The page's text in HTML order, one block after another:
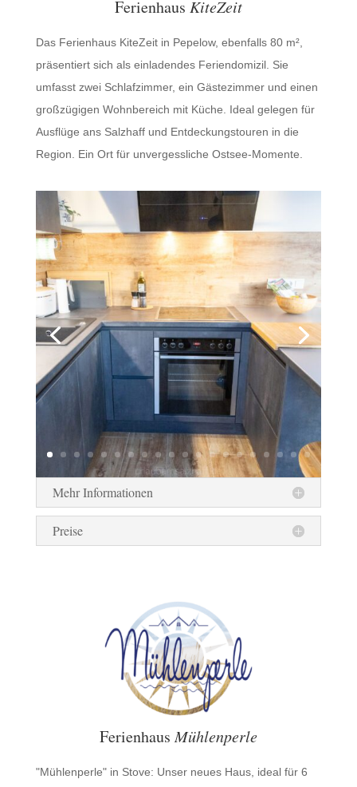
Ferienhaus KiteZeit
Das Ferienhaus KiteZeit in Pepelow, ebenfalls 80 m²,
präsentiert sich als einladendes Feriendomizil. Sie
umfasst zwei Schlafzimmer, ein Gästezimmer und einen
großzügigen Wohnbereich mit Küche. Ideal gelegen für
Ausflüge ans Salzhaff und Entdeckungstouren in die
Region. Ein Ort für unvergessliche Ostsee-Momente.
Mehr Informationen
Preise
FerienhausMühlenperle
"Mühlenperle" in Stove: Unser neues Haus, ideal für 6